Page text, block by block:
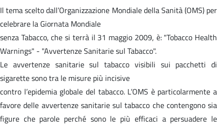
Il tema scelto dall’Organizzazione Mondiale della Sanità (OMS) per
celebrare la Giornata Mondiale
senza Tabacco, che si terrà il 31 maggio 2009, è: "Tobacco Health
Warnings" - "Avvertenze Sanitarie sul Tabacco".
Le avvertenze sanitarie sul tabacco visibili sui pacchetti di
sigarette sono tra le misure più incisive
contro l’epidemia globale del tabacco. L’OMS è particolarmente a
favore delle avvertenze sanitarie sul tabacco che contengono sia
figure che parole perché sono le più efficaci a persuadere le